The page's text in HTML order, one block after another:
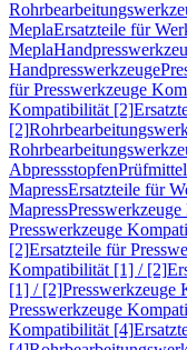
MeplaErsatzteile für
Mepla
Handpresswerkzeuge
für Presswerkzeuge
Kompatibilität [2]
[2]
AbpressstopfenPrüfmittel
MapressErsatzteile für
Mapress
Presswerkzeuge
[2]Ersatzteile für
Kompatibilität [1] / [2]
[1] / [2]
Presswerkzeuge
Kompatibilität [4]